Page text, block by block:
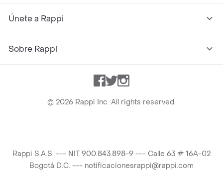
Únete a Rappi
Sobre Rappi
Facebook
TwitterInstagram
© 2026 Rappi Inc. All rights reserved.
Rappi S.A.S. --- NIT 900.843.898-9 --- Calle 63 # 16A-02
Bogotá D.C. --- notificacionesrappi@rappi.com